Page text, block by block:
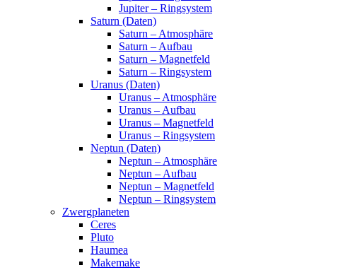
Jupiter – Ringsystem
Saturn (Daten)
Saturn – Atmosphäre
Saturn – Aufbau
Saturn – Magnetfeld
Saturn – Ringsystem
Uranus (Daten)
Uranus – Atmosphäre
Uranus – Aufbau
Uranus – Magnetfeld
Uranus – Ringsystem
Neptun (Daten)
Neptun – Atmosphäre
Neptun – Aufbau
Neptun – Magnetfeld
Neptun – Ringsystem
Zwergplaneten
Ceres
Pluto
Haumea
Makemake